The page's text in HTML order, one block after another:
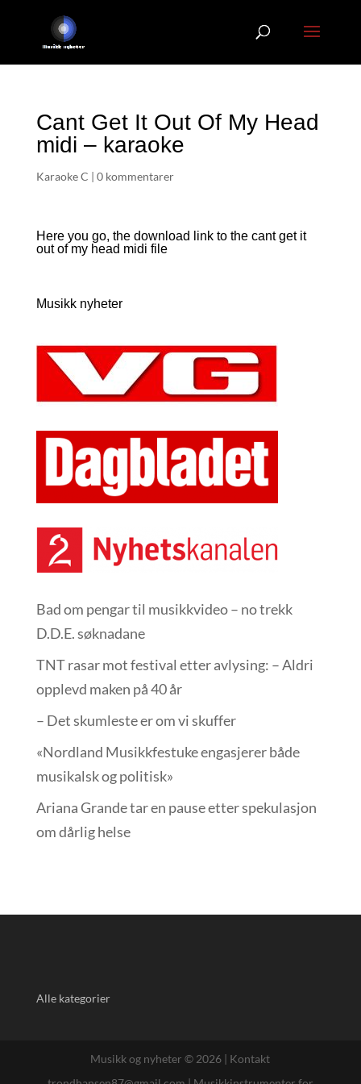
Cant Get It Out Of My Head
midi – karaoke
Karaoke C | 0 kommentarer
Here you go, the download link to the cant get it
out of my head midi file
Musikk nyheter
Bad om pengar til musikkvideo – no trekk
D.D.E. søknadane
TNT rasar mot festival etter avlysing: – Aldri
opplevd maken på 40 år
– Det skumleste er om vi skuffer
«Nordland Musikkfest­uke engasjerer både
musikalsk og politisk»
Ariana Grande tar en pause etter spekulasjon
om dårlig helse
Alle kategorier
Musikk og nyheter © 2026 | Kontakt